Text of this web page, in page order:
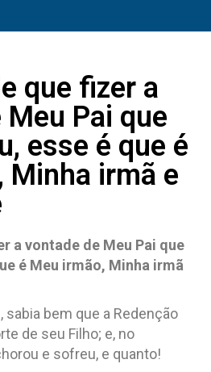
que fizer a
Pai que
esse é que é
Minha irmã e
a vontade de Meu Pai que
é Meu irmão, Minha irmã
sabia bem que a Redenção
de seu Filho; e, no
e sofreu, e quanto!